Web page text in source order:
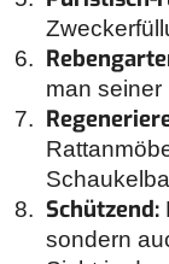
man
Schützend:
sondern